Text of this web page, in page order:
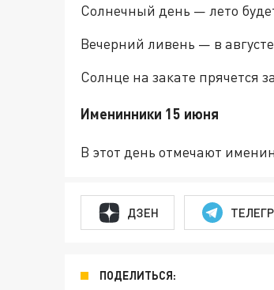
Солнечный день — лето
Вечерний ливень — в
Солнце на закате прячется
Именинники 15 июня
В этот день отмечают
ДЗЕН
ПОДЕЛИТЬСЯ: